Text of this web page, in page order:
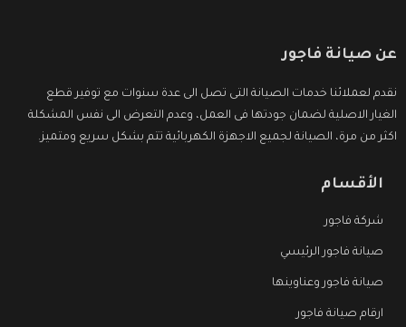
عن صيانة فاجور
نقدم لعملائنا خدمات الصيانة التى تصل الى عدة سنوات مع توفير قطع
الغيار الاصلية لضمان جودتها فى العمل، وعدم التعرض الى نفس المشكلة
اكثر من مرة، الصيانة لجميع الاجهزة الكهربائية تتم بشكل سريع ومتميز.
الأقسام
شركة فاجور
صيانة فاجور الرئيسي
صيانة فاجور وعناوينها
ارقام صيانة فاجور